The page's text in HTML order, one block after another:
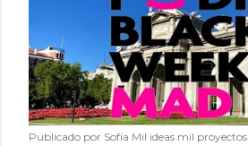
Publicado por Sofía Mil ideas mil proyectos